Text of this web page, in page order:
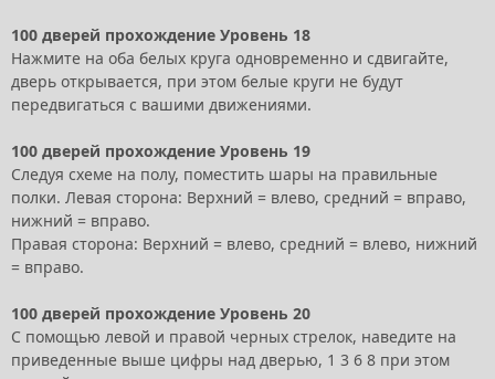
100 дверей прохождение Уровень 18
Нажмите на оба белых круга одновременно и сдвигайте,
дверь открывается, при этом белые круги не будут
передвигаться с вашими движениями.
100 дверей прохождение Уровень 19
Следуя схеме на полу, поместить шары на правильные
полки. Левая сторона: Верхний = влево, средний = вправо,
нижний = вправо.
Правая сторона: Верхний = влево, средний = влево, нижний
= вправо.
100 дверей прохождение Уровень 20
С помощью левой и правой черных стрелок, наведите на
приведенные выше цифры над дверью, 1 3 6 8 при этом